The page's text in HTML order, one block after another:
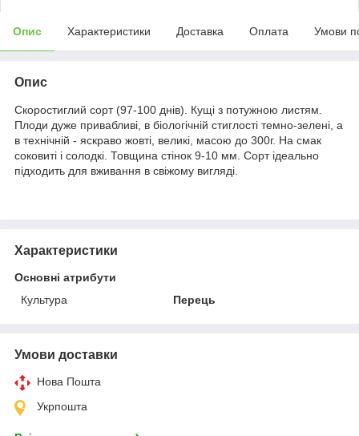
Опис Характеристики Доставка Оплата Умови
Опис
Скоростиглий сорт (97-100 днів). Кущі з потужною листям.
Плоди дуже привабливі, в біологічній стиглості темно-зелені, а
в технічній - яскраво жовті, великі, масою до 300г. На смак
соковиті і солодкі. Товщина стінок 9-10 мм. Сорт ідеально
підходить для вживання в свіжому вигляді.
Характеристики
Основні атрибути
Культура
Перець
Умови доставки
Нова Пошта
Укрпошта